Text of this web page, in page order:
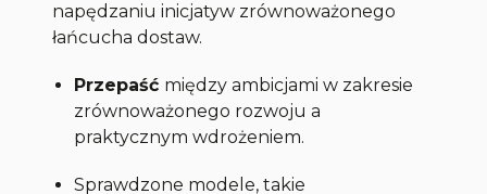
napędzaniu inicjatyw zrównoważonego
łańcucha dostaw.
Przepaść między ambicjami w zakresie
zrównoważonego rozwoju a
praktycznym wdrożeniem.
Sprawdzone modele, takie